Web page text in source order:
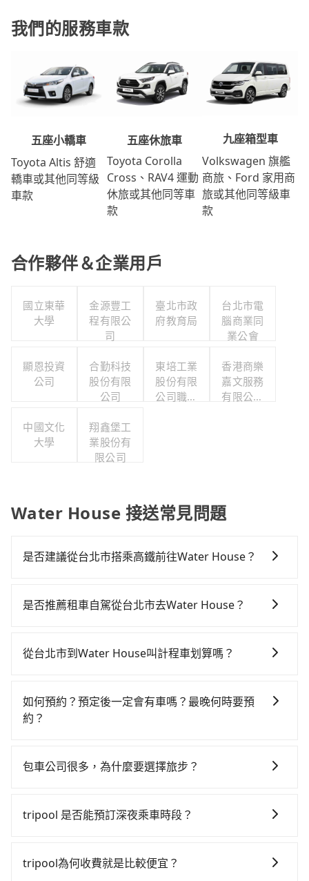
我們的服務車款
五座小轎車
Toyota Altis 舒適
轎車或其他同等級
車款
五座休旅車
Toyota Corolla
Cross、RAV4 運動
休旅或其他同等車
款
九座箱型車
Volkswagen 旗艦
商旅、Ford 家用商
旅或其他同等級車
款
合作夥伴＆企業用戶
國立東華
大學
金源豐工
程有限公
司
臺北市政
府教育局
台北市電
腦商業同
業公會
顯恩投資
公司
合勤科技
股份有限
公司
東培工業
股份有限
公司職工
香港商樂
嘉文服務
有限公司
中國文化
大學
翔鑫堡工
業股份有
限公司
Water House 接送常見問題
是否建議從台北市搭乘高鐵前往Water House？
費時！從最早06:26一直到23:00，台北-台中一天最多有
鐘。抵達高鐵站後，步行進站、現場購票並於月台排隊
分鐘出站、等待車站前排班的計程車，搭上小黃後約花
70分鐘、車費2,500元後，抵達Water House (南投縣魚
如果全程使用tripool並到府專車接送，則每人平均花費
浪費10分鐘在轉乘與等車上，現在還不馬上來預約
是否推薦租車自駕從台北市去Water House？
時不需要閉目養神（因為要自己開車），最重要的是你
$115~205承租小轎車，每公里再額外加收$3.2，從台北
市（萬華區）到Water House的花費預估為
時40元路邊停車費用預估進去，但額外的汽車保險與可
差的車款，如果人數超過四位，更是沒有較大的七人座
凹的車門仍未被修理，每一次租車都好像在開樂透一
從台北市到Water House叫計程車划算嗎？
灣大車隊、Uber、Line Taxi、Yoxi等，如果在路邊攔不
到車，也可考慮打電話至附近的計程車隊，如全能交
tripool可省高達$2,900。但如果要考慮到回程，南投縣
以上，無論在價格或服務品質上，tripool都是你從台北
如何預約？預定後一定會有車嗎？最晚何時要預
約？
可直接線上輸入上下車地點或地址，三秒內即可查到真
及電子郵件確認信，如此就完成預約了，而司機與車輛
一天中午以前完成預約，越早下訂價格越低價，如臨時
包車公司很多，為什麼要選擇旅步？
策也是完全透明的，不會有任何隱藏費用。此外，我們
tripool 是否能預訂深夜乘車時段？
tripool為何收費就是比較便宜？